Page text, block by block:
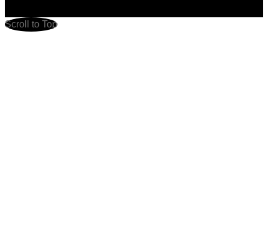
Scroll to Top